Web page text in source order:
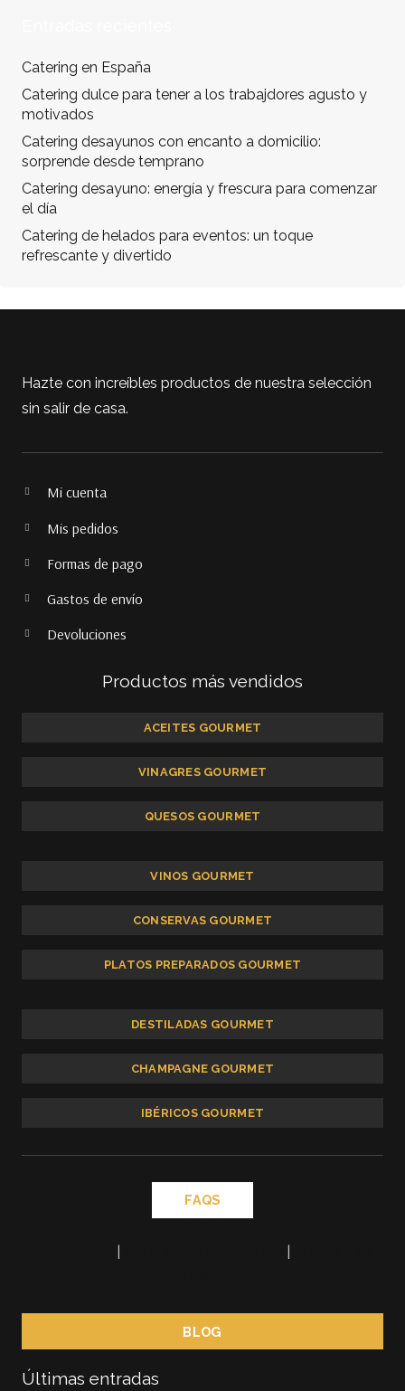
Catering en España
Catering dulce para tener a los trabajdores agusto y
motivados
Catering desayunos con encanto a domicilio:
sorprende desde temprano
Catering desayuno: energía y frescura para comenzar
el día
Catering de helados para eventos: un toque
refrescante y divertido
Hazte con increíbles productos de nuestra selección
sin salir de casa.
Mi cuenta
Mis pedidos
Formas de pago
Gastos de envío
Devoluciones
Productos más vendidos
ACEITES GOURMET
VINAGRES GOURMET
QUESOS GOURMET
VINOS GOURMET
CONSERVAS GOURMET
PLATOS PREPARADOS GOURMET
DESTILADAS GOURMET
CHAMPAGNE GOURMET
IBÉRICOS GOURMET
FAQS
| |
BLOG
Últimas entradas